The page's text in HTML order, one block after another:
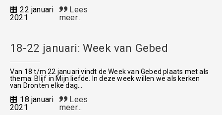
22 januari
2021
Lees
meer...
18-22 januari: Week van Gebed
Van 18 t/m 22 januari vindt de Week van Gebed plaats met als
thema: Blijf in Mijn liefde. In deze week willen we als kerken
van Dronten elke dag...
18 januari
2021
Lees
meer...